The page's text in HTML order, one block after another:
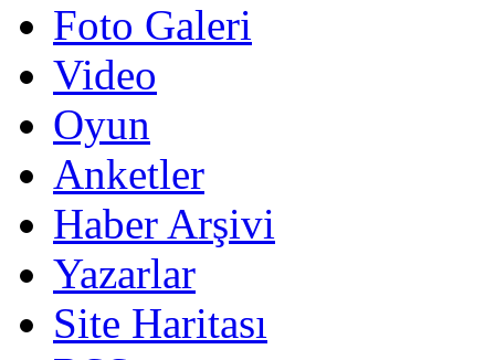
Foto Galeri
Video
Oyun
Anketler
Haber Arşivi
Yazarlar
Site Haritası